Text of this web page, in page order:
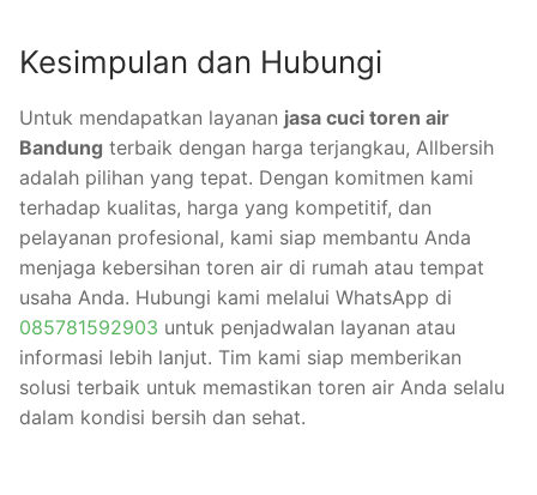
Kesimpulan dan Hubungi
Untuk mendapatkan layanan jasa cuci toren air
Bandung terbaik dengan harga terjangkau, Allbersih
adalah pilihan yang tepat. Dengan komitmen kami
terhadap kualitas, harga yang kompetitif, dan
pelayanan profesional, kami siap membantu Anda
menjaga kebersihan toren air di rumah atau tempat
usaha Anda. Hubungi kami melalui WhatsApp di
085781592903 untuk penjadwalan layanan atau
informasi lebih lanjut. Tim kami siap memberikan
solusi terbaik untuk memastikan toren air Anda selalu
dalam kondisi bersih dan sehat.